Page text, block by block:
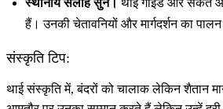
हैं। उनकी चेतावनियों और मार्गदर्शन का
संस्कृति टिप:
थाई संस्कृति में, बंदरों को चालाक लेकिन शैतान